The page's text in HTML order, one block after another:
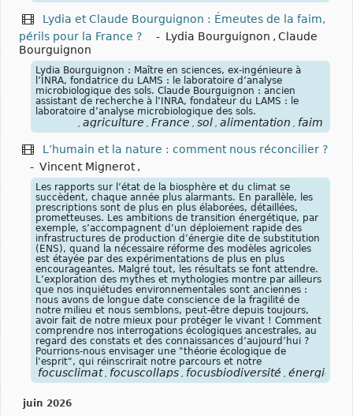
Lydia et Claude Bourguignon : Émeutes de la faim,
périls pour la France ?
- Lydia Bourguignon , Claude
Bourguignon
Lydia Bourguignon : Maître en sciences, ex-ingénieure à
l’INRA, fondatrice du LAMS : le laboratoire d’analyse
microbiologique des sols. Claude Bourguignon : ancien
assistant de recherche à l’INRA, fondateur du LAMS : le
laboratoire d’analyse microbiologique des sols.
agriculture France sol alimentation faim
L’humain et la nature : comment nous réconcilier ?
- Vincent Mignerot ,
Les rapports sur l’état de la biosphère et du climat se
succèdent, chaque année plus alarmants. En parallèle, les
prescriptions sont de plus en plus élaborées, détaillées,
prometteuses. Les ambitions de transition énergétique, par
exemple, s’accompagnent d’un déploiement rapide des
infrastructures de production d’énergie dite de substitution
(ENS), quand la nécessaire réforme des modèles agricoles
est étayée par des expérimentations de plus en plus
encourageantes. Malgré tout, les résultats se font attendre.
L’exploration des mythes et mythologies montre par ailleurs
que nos inquiétudes environnementales sont anciennes :
nous avons de longue date conscience de la fragilité de
notre milieu et nous semblons, peut-être depuis toujours,
avoir fait de notre mieux pour protéger le vivant ! Comment
comprendre nos interrogations écologiques ancestrales, au
regard des constats et des connaissances d’aujourd’hui ?
Pourrions-nous envisager une "théorie écologique de
l’esprit", qui réinscrirait notre parcours et notre
focusclimat focuscollaps focusbiodiversité énergies
juin 2026